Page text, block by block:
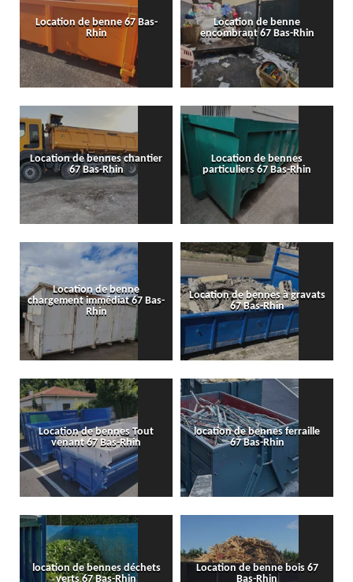
Location de benne 67 Bas-
Rhin
Location de benne
encombrant 67 Bas-Rhin
Location de bennes chantier
67 Bas-Rhin
Location de bennes
particuliers 67 Bas-Rhin
Location de benne
chargement immédiat 67 Bas-
Rhin
Location de bennes à gravats
67 Bas-Rhin
Location de bennes Tout
venant 67 Bas-Rhin
location de bennes ferraille
67 Bas-Rhin
location de bennes déchets
verts 67 Bas-Rhin
Location de benne bois 67
Bas-Rhin